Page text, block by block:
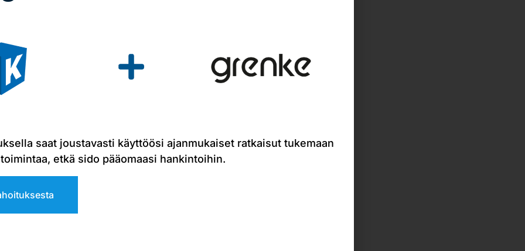
varastokalusteet,
sisälogistiikkaan
Bito -tuotteet ja muut sisälogistiikkaa parantavat erikoistuotteet.
saat joustavasti käyttöösi ajanmukaiset ratkaisut tukemaan
etkä sido pääomaasi hankintoihin.